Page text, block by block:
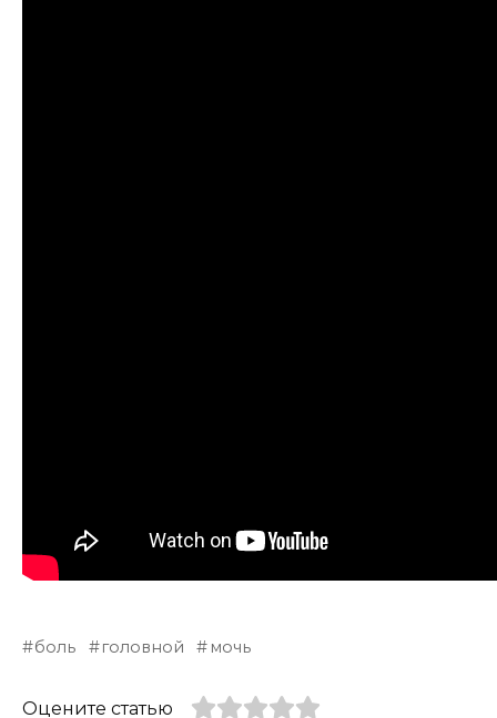
боль головной мочь
Оцените статью